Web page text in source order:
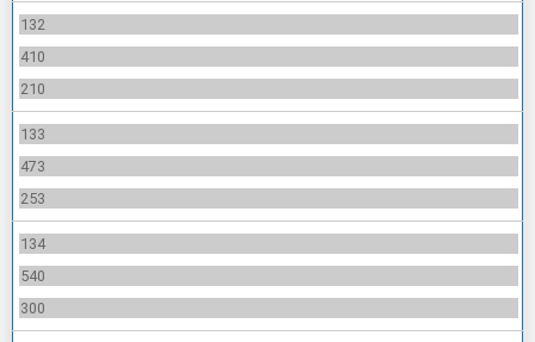
132
410
210
133
473
253
134
540
300